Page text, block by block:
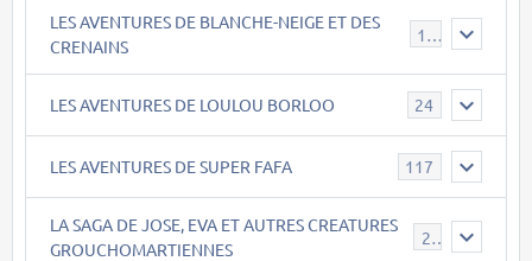
LES AVENTURES DE BLANCHE-NEIGE ET DES
CRENAINS
LES AVENTURES DE LOULOU BORLOO 24
LES AVENTURES DE SUPER FAFA 117
LA SAGA DE JOSE, EVA ET AUTRES CREATURES
GROUCHOMARTIENNES